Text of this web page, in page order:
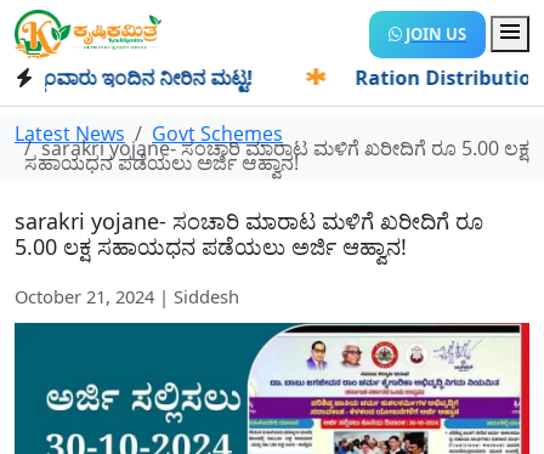
JOIN US
ಇಂದಿನ ನೀರಿನ ಮಟ್ಟ! Ration Distribution-
Latest News Govt Schemes
sarakri yojane- ಸಂಚಾರಿ ಮಾರಾಟ ಮಳಿಗೆ ಖರೀದಿಗೆ ರೂ 5.00 ಲಕ್ಷ
ಸಹಾಯಧನ ಪಡೆಯಲು ಅರ್ಜಿ ಆಹ್ವಾನ!
sarakri yojane- ಸಂಚಾರಿ ಮಾರಾಟ ಮಳಿಗೆ ಖರೀದಿಗೆ ರೂ
5.00 ಲಕ್ಷ ಸಹಾಯಧನ ಪಡೆಯಲು ಅರ್ಜಿ ಆಹ್ವಾನ!
October 21, 2024 | Siddesh